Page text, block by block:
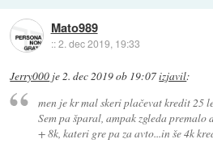
Mato989
::2. dec 2019, 19:33
Jerry000 je2. dec 2019 ob 19:07izjavil:
men je kr mal skeri plačevat kredit 25
Sem pa šparal, ampak zgleda
+ 8k, kateri gre pa za avto...in še 4k